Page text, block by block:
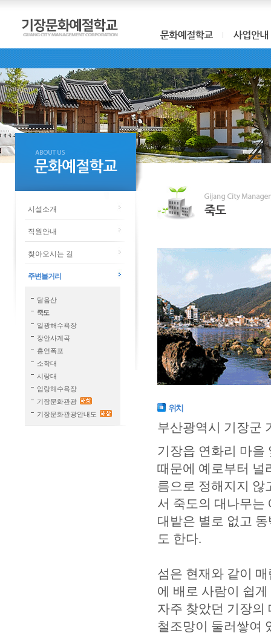
시설소개
직원안내
찾아오시는 길
주변볼거리
달음산
죽도
일광해수욕장
장안사계곡
홍연폭포
소학대
시랑대
임랑해수욕장
기장문화관광
기장문화관광안내도
위치
부산광역시 기장군
기장읍 연화리 마을
때문에 예로부터 널
름으로 정해지지 않
서 죽도의 대나무는
대밭은 별로 없고
도 한다.
섬은 현재와 같이
에 배로 사람이 쉽
자주 찾았던 기장의
철조망이 둘러쌓여